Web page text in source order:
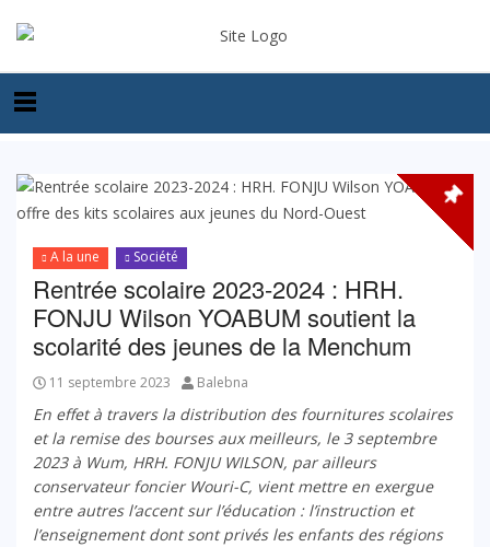
A la une Société
Rentrée scolaire 2023-2024 : HRH.
FONJU Wilson YOABUM soutient la
scolarité des jeunes de la Menchum
11 septembre 2023 Balebna
En effet à travers la distribution des fournitures scolaires
et la remise des bourses aux meilleurs, le 3 septembre
2023 à Wum, HRH. FONJU WILSON, par ailleurs
conservateur foncier Wouri-C, vient mettre en exergue
entre autres l’accent sur l’éducation : l’instruction et
l’enseignement dont sont privés les enfants des régions